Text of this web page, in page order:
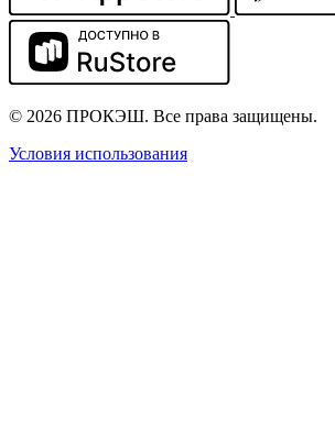
© 2026 ПРОКЭШ. Все права защищены.
Условия использования